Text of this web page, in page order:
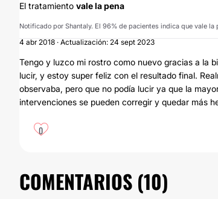
El tratamiento vale la pena
Notificado por Shantaly. El 96% de pacientes indica que vale la
4 abr 2018 · Actualización: 24 sept 2023
Tengo y luzco mi rostro como nuevo gracias a la
lucir, y estoy super feliz con el resultado final.
observaba, pero que no podía lucir ya que la
intervenciones se pueden corregir y quedar más
0
COMENTARIOS (10)